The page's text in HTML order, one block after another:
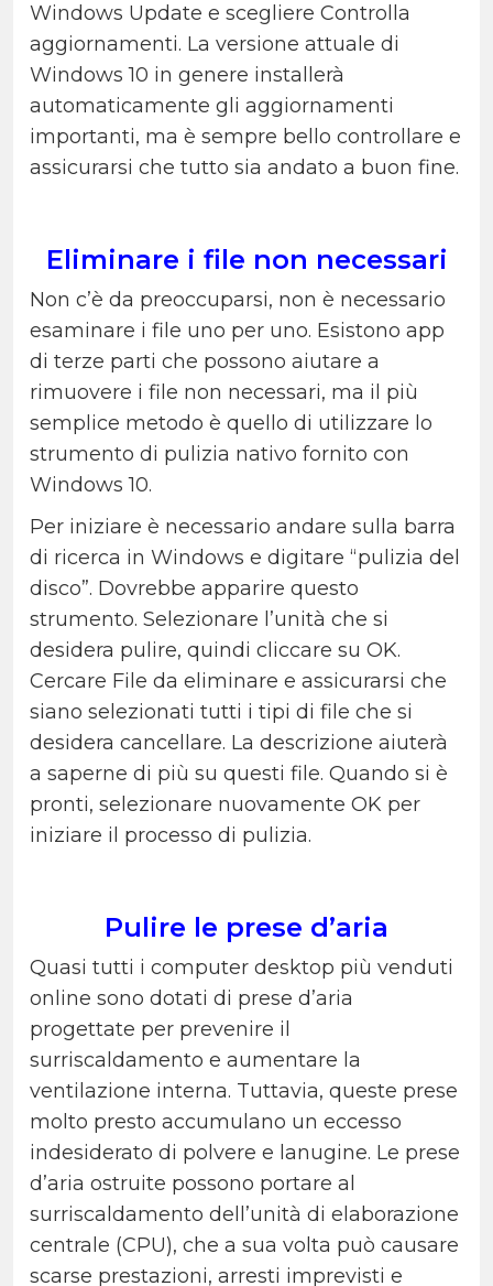
Windows Update e scegliere Controlla
aggiornamenti. La versione attuale di
Windows 10 in genere installerà
automaticamente gli aggiornamenti
importanti, ma è sempre bello controllare e
assicurarsi che tutto sia andato a buon fine.
Eliminare i file non necessari
Non c’è da preoccuparsi, non è necessario
esaminare i file uno per uno. Esistono app
di terze parti che possono aiutare a
rimuovere i file non necessari, ma il più
semplice metodo è quello di utilizzare lo
strumento di pulizia nativo fornito con
Windows 10.
Per iniziare è necessario andare sulla barra
di ricerca in Windows e digitare “pulizia del
disco”. Dovrebbe apparire questo
strumento. Selezionare l’unità che si
desidera pulire, quindi cliccare su OK.
Cercare File da eliminare e assicurarsi che
siano selezionati tutti i tipi di file che si
desidera cancellare. La descrizione aiuterà
a saperne di più su questi file. Quando si è
pronti, selezionare nuovamente OK per
iniziare il processo di pulizia.
Pulire le prese d’aria
Quasi tutti i computer desktop più venduti
online sono dotati di prese d’aria
progettate per prevenire il
surriscaldamento e aumentare la
ventilazione interna. Tuttavia, queste prese
molto presto accumulano un eccesso
indesiderato di polvere e lanugine. Le prese
d’aria ostruite possono portare al
surriscaldamento dell’unità di elaborazione
centrale (CPU), che a sua volta può causare
scarse prestazioni, arresti imprevisti e